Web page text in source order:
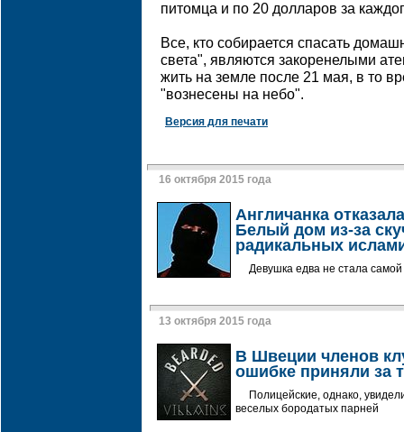
питомца и по 20 долларов за
Все, кто собирается спасать
света", являются закоренелыми
жить на земле после 21 мая, в то
"вознесены на небо".
Версия для печати
16 октября 2015 года
Англичанка
Белый дом из-за
радикальных
Девушка едва не стала
13 октября 2015 года
В Швеции членов
ошибке приняли за
Полицейские, однако,
веселых бородатых парней